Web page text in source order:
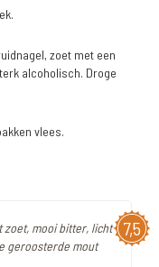
zoet met een
alcoholisch. Droge
vlees.
7,5
zoet, mooi bitter, licht
geroosterde mout